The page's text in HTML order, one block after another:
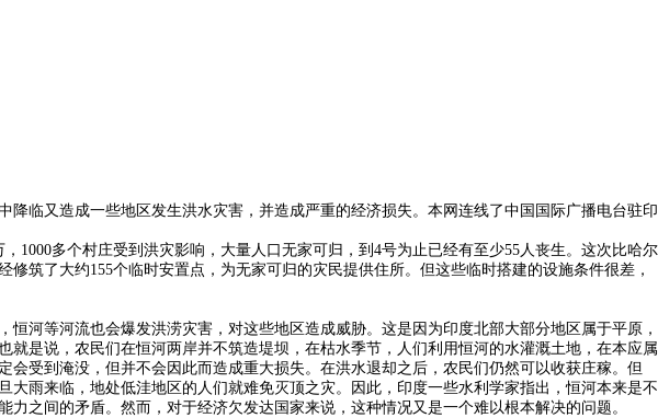
临又造成一些地区发生洪水灾害，并造成严重的经济损失。本网连线了中国国际广播电台驻印
1000多个村庄受到洪灾影响，大量人口无家可归，到4号为止已经有至少55人丧生。这次比哈尔
筑了大约155个临时安置点，为无家可归的灾民提供住所。但这些临时搭建的设施条件很差，
河等河流也会爆发洪涝灾害，对这些地区造成威胁。这是因为印度北部大部分地区属于平原，
是说，农民们在恒河两岸并不筑造堤坝，在枯水季节，人们利用恒河的水灌溉土地，在本应属
受到淹没，但并不会因此而造成重大损失。在洪水退却之后，农民们仍然可以收获庄稼。但
雨来临，地处低洼地区的人们就难免灭顶之灾。因此，印度一些水利学家指出，恒河本来是不
之间的矛盾。然而，对于经济欠发达国家来说，这种情况又是一个难以根本解决的问题。